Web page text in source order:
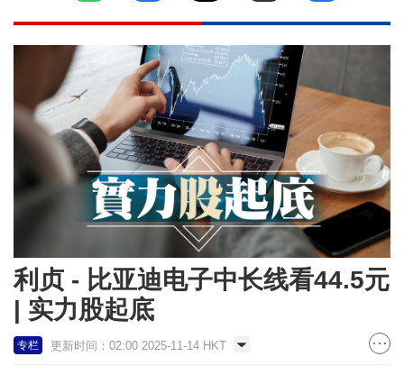
利贞 - 比亚迪电子中长线看44.5元
| 实力股起底
专栏 更新时间：02:00 2025-11-14 HKT